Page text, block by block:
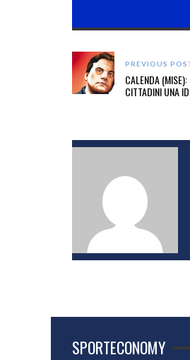
PREVIOUS
CALENDA
CITTADINI UNA
SPORTECONOMY